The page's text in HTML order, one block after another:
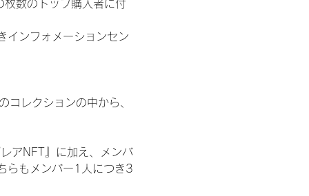
数のトップ購入者に付
インフォメーションセン
レクションの中から、
アNFT』に加え、メンバ
らもメンバー1人につき3